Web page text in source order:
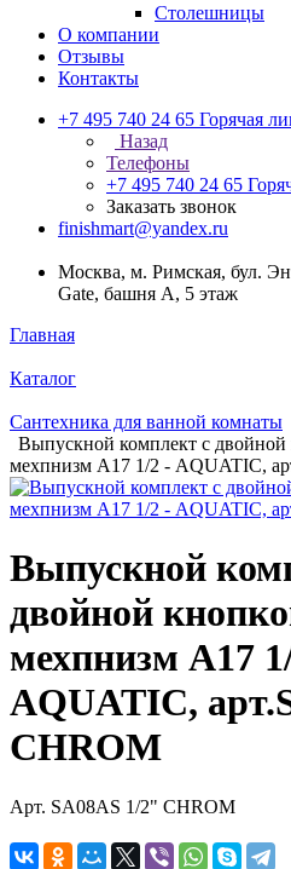
Столешницы
О компании
Отзывы
Контакты
+7 495 740 24 65 Горячая
Назад
Телефоны
+7 495 740 24 65
Заказать звонок
finishmart@yandex.ru
Москва, м. Римская, бул.
Gate, башня А, 5 этаж
Главная
Каталог
Сантехника для ванной комнаты
Выпускной комплект с двойной
мехпнизм А17 1/2 - AQUATIC,
Выпускной
двойной
мехпнизм А17
AQUATIC,
CHROM
Арт. SA08AS 1/2" CHROM